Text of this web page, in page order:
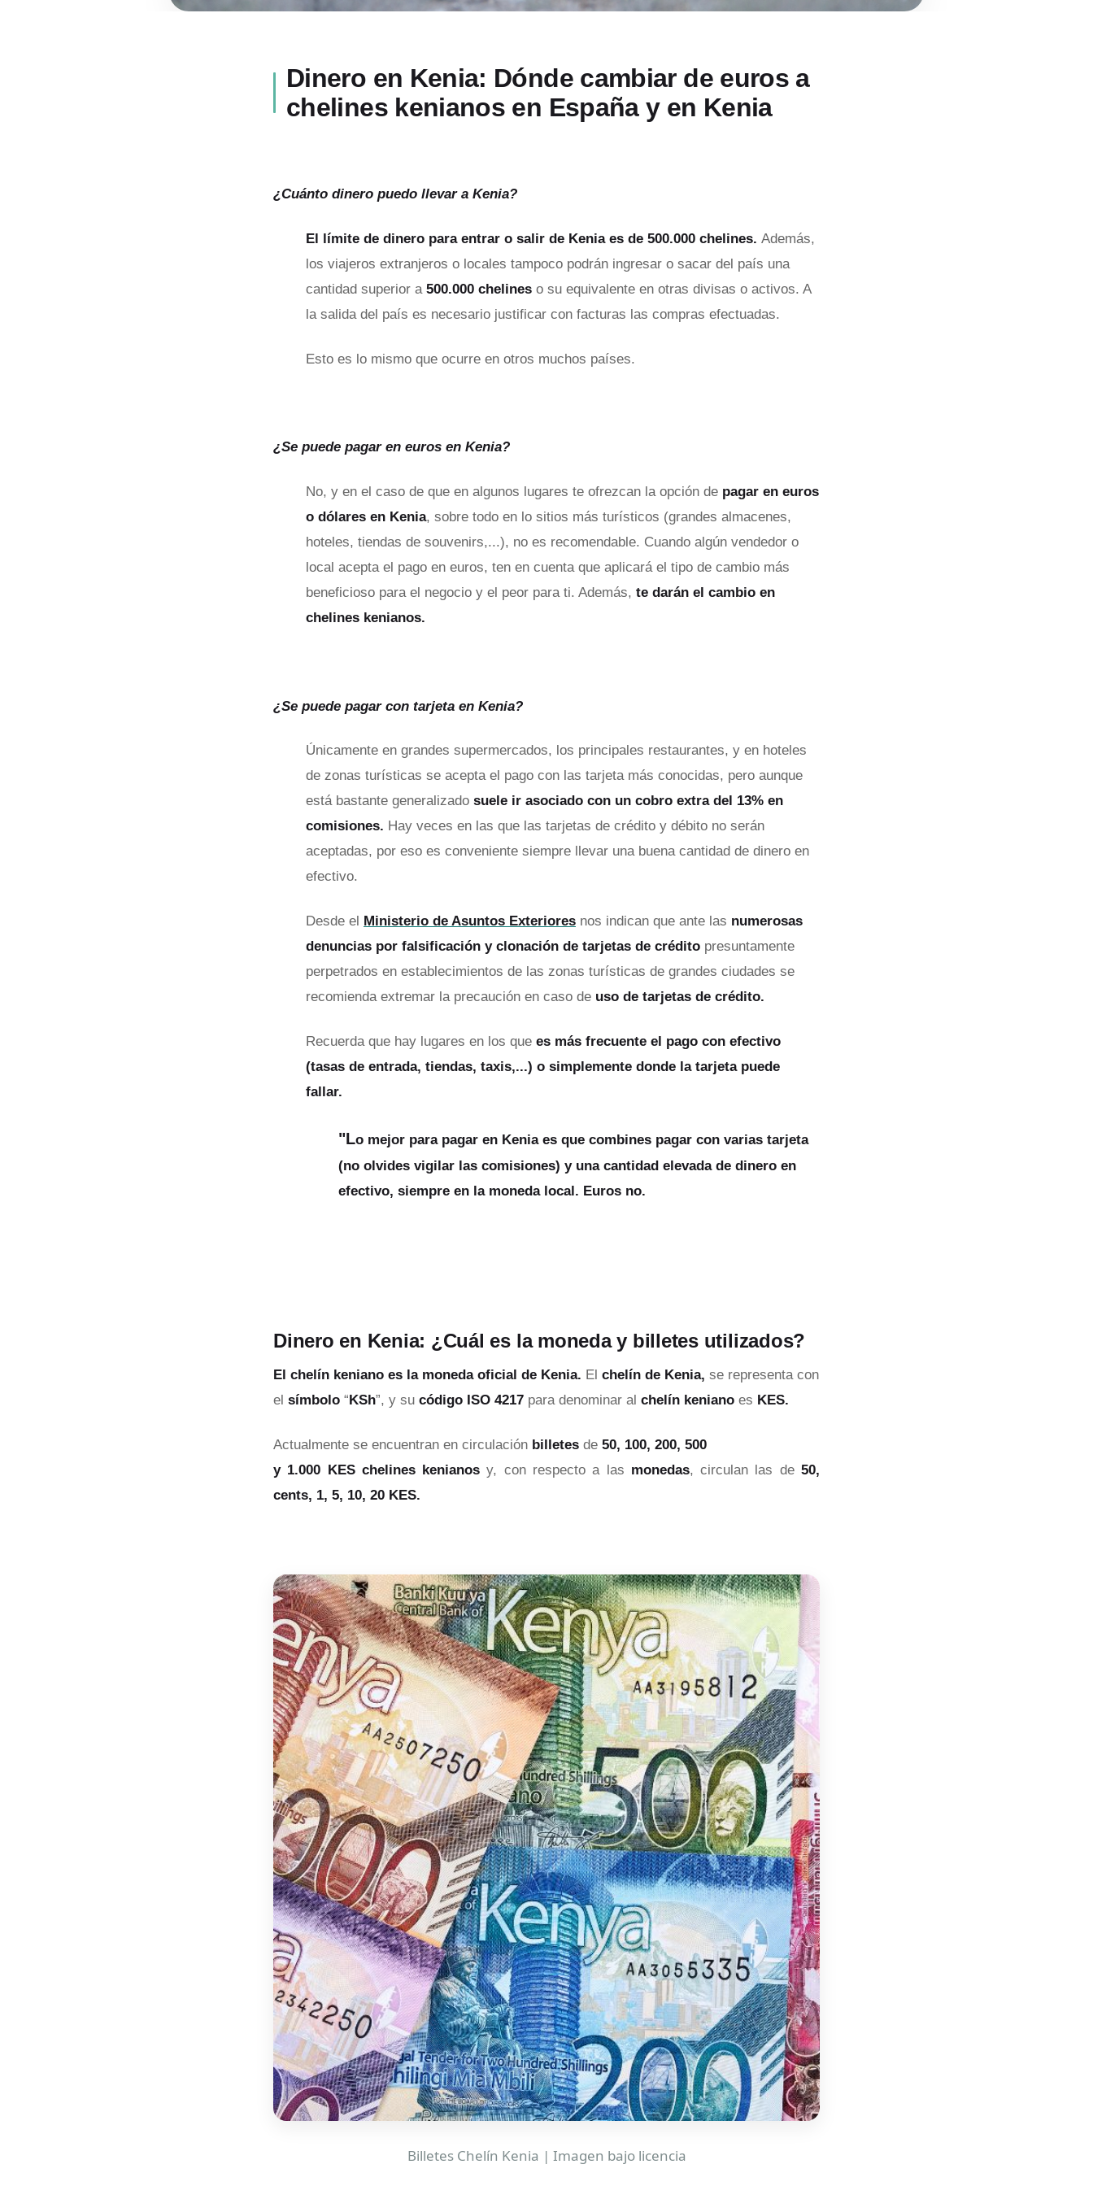
Dinero en Kenia: Dónde cambiar de euros a
chelines kenianos en España y en Kenia
¿Cuánto dinero puedo llevar a Kenia?
El límite de dinero para entrar o salir de Kenia es de 500.000 chelines. Además,
los viajeros extranjeros o locales tampoco podrán ingresar o sacar del país una
cantidad superior a 500.000 chelines o su equivalente en otras divisas o activos. A
la salida del país es necesario justificar con facturas las compras efectuadas.
Esto es lo mismo que ocurre en otros muchos países.
¿Se puede pagar en euros en Kenia?
No, y en el caso de que en algunos lugares te ofrezcan la opción de pagar en euros
o dólares en Kenia, sobre todo en lo sitios más turísticos (grandes almacenes,
hoteles, tiendas de souvenirs,...), no es recomendable. Cuando algún vendedor o
local acepta el pago en euros, ten en cuenta que aplicará el tipo de cambio más
beneficioso para el negocio y el peor para ti. Además, te darán el cambio en
chelines kenianos.
¿Se puede pagar con tarjeta en Kenia?
Únicamente en grandes supermercados, los principales restaurantes, y en hoteles
de zonas turísticas se acepta el pago con las tarjeta más conocidas, pero aunque
está bastante generalizado suele ir asociado con un cobro extra del 13% en
comisiones. Hay veces en las que las tarjetas de crédito y débito no serán
aceptadas, por eso es conveniente siempre llevar una buena cantidad de dinero en
efectivo.
Desde el Ministerio de Asuntos Exteriores nos indican que ante las numerosas
denuncias por falsificación y clonación de tarjetas de crédito presuntamente
perpetrados en establecimientos de las zonas turísticas de grandes ciudades se
recomienda extremar la precaución en caso de uso de tarjetas de crédito.
Recuerda que hay lugares en los que es más frecuente el pago con efectivo
(tasas de entrada, tiendas, taxis,...) o simplemente donde la tarjeta puede
fallar.
"Lo mejor para pagar en Kenia es que combines pagar con varias tarjeta
(no olvides vigilar las comisiones) y una cantidad elevada de dinero en
efectivo, siempre en la moneda local. Euros no.
Dinero en Kenia: ¿Cuál es la moneda y billetes utilizados?
El chelín keniano es la moneda oficial de Kenia. El chelín de Kenia, se representa con
el símbolo “ KSh”, y su código ISO 4217 para denominar al chelín keniano es KES.
Actualmente se encuentran en circulación billetes de 50, 100, 200, 500
y 1.000 KES chelines kenianosy, con respecto a las monedas, circulan las de50,
cents, 1, 5, 10, 20 KES.
Billetes Chelín Kenia | Imagen bajo licencia